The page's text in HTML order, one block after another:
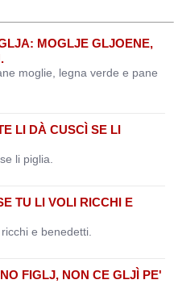
MOGLJE GLJOENE,
moglie, legna verde e pane
LI DÀ CUSCÌ SE LI
li piglia.
TU LI VOLI RICCHI E
e benedetti.
FIGLJ, NON CE GLJÌ PE'